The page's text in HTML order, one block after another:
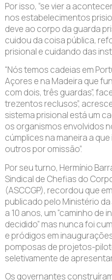
Por isso, “se vier a
nos estabelecimentos
deve ao corpo da guarda
cuidou da coisa pública,
prisional e cuidando das
“Nós temos cadeias em
Açores e na Madeira que
com dois, três guardas”,
trezentos reclusos”,
sistema prisional está um
os organismos envolvidos
cúmplices na maneira a
outros por omissão”.
Por seu turno, Hermínio
Sindical de Chefias do
(ASCCGP), recordou que
publicado pelo Ministério
a 10 anos, um “caminho de
decidido” mas nunca foi
e pródigos em
pomposas de projetos-
seletivamente de
Os governantes